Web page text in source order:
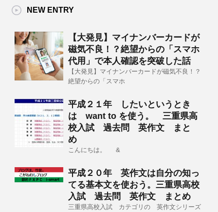
NEW ENTRY
【大発見】マイナンバーカードが
磁気不良！？絶望からの「スマホ
代用」で本人確認を突破した話
【大発見】マイナンバーカードが磁気不良！？
絶望からの「スマホ
平成２１年 したいというとき
は want to を使う。 三重県高
校入試 過去問 英作文 まと
め
こんにちは。 &
平成２０年 英作文は自分の知っ
てる基本文を使おう。三重県高校
入試 過去問 英作文 まとめ
三重県高校入試 カテゴリの 英作文シリーズ